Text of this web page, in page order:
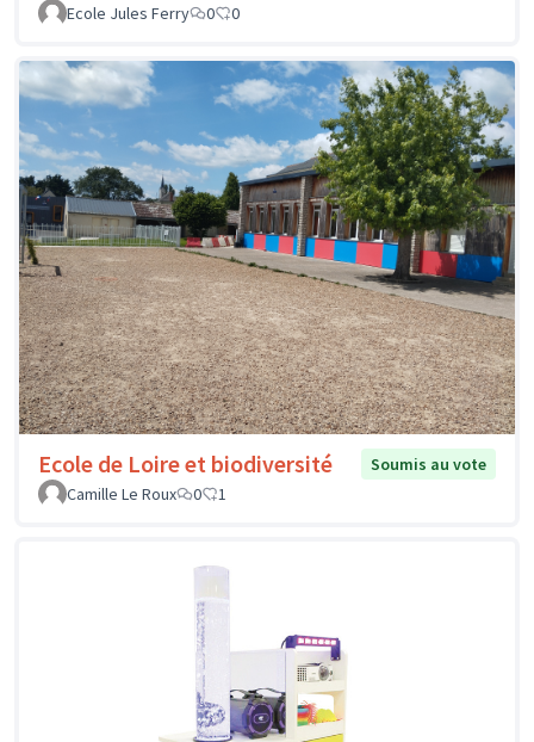
Ecole Jules Ferry
0 0
Ecole de Loire et biodiversité
Soumis au vote
Camille Le Roux
0 1